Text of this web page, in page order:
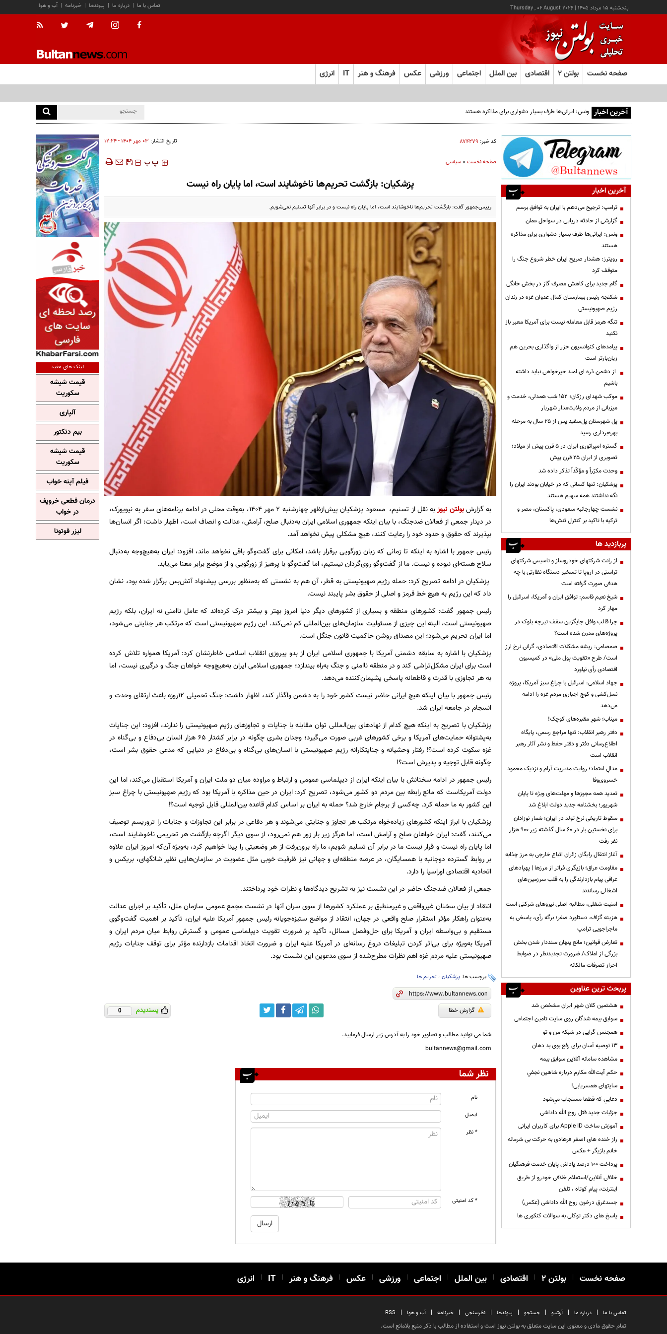
پنجشنبه ۱۵ مرداد ۱۴۰۵ |
Thursday , 06 August 2026 آب و هوا | خبرنامه | پیوندها | درباره ما | تماس با ما
صفحه نخست بولتن ۲ اقتصادی بین الملل اجتماعی ورزشی عکس فرهنگ و هنر IT انرژی
آخرین اخبار ونس: ایرانی‌ها طرف بسیار دشواری برای مذاکره هستند
کد خبر: ۸۷۴۲۷۹ تاریخ انتشار: ۰۳ مهر ۱۴۰۴ - ۱۲:۲۴
صفحه نخست»سیاسی ‍‍‍ پ پ
پزشکیان: بازگشت تحریم‌ها ناخوشایند است، اما پایان راه نیست
رییس‌جمهور گفت: بازگشت تحریم‌ها ناخوشایند است، اما پایان راه نیست و در برابر آنها تسلیم نمی‌شویم.
به گزارشبولتن نیوز
به نقل از تسنیم، مسعود پزشکیان پیش‌ازظهر چهارشنبه 2 مهر 1404، به‌وقت محلی در ادامه برنامه‌های سفر به نیویورک،
در دیدار جمعی از فعالان ضدجنگ، با بیان اینکه جمهوری اسلامی ایران به‌دنبال صلح، آرامش، عدالت و انصاف است، اظهار داشت: اگر انسان‌ها
بپذیرند که حقوق و حدود خود را رعایت کنند، هیچ مشکلی پیش نخواهد آمد.
رئیس جمهور با اشاره به اینکه تا زمانی که زبان زورگویی برقرار باشد، امکانی برای گفت‌وگو باقی نخواهد ماند، افزود: ایران به‌هیچ‌وجه به‌دنبال
سلاح هسته‌ای نبوده و نیست. ما از گفت‌وگو روی‌گردان نیستیم، اما گفت‌وگو با پرهیز از زورگویی و از موضع برابر معنا می‌یابد.
پزشکیان در ادامه تصریح کرد: حمله رژیم صهیونیستی به قطر، آن هم به نشستی که به‌منظور بررسی پیشنهاد آتش‌بس برگزار شده بود، نشان
داد که این رژیم به هیچ خط قرمز و اصلی از حقوق بشر پایبند نیست.
رئیس جمهور گفت: کشورهای منطقه و بسیاری از کشورهای دیگر دنیا امروز بهتر و بیشتر درک کرده‌اند که عامل ناامنی نه ایران، بلکه رژیم
صهیونیستی است، البته این چیزی از مسئولیت سازمان‌های بین‌المللی کم نمی‌کند. این رژیم صهیونیستی است که مرتکب هر جنایتی می‌شود،
اما ایران تحریم می‌شود؛ این مصداق روشن حاکمیت قانون جنگل است.
پزشکیان با اشاره به سابقه دشمنی آمریکا با جمهوری اسلامی ایران از بدو پیروزی انقلاب اسلامی خاطرنشان کرد: آمریکا همواره تلاش کرده
است برای ایران مشکل‌تراشی کند و در منطقه ناامنی و جنگ به‌راه بیندازد؛ جمهوری اسلامی ایران به‌هیچ‌وجه خواهان جنگ و درگیری نیست، اما
به هر تجاوزی با قدرت و قاطعانه پاسخی پشیمان‌کننده می‌دهد.
رئیس جمهور با بیان اینکه هیچ ایرانی حاضر نیست کشور خود را به دشمن واگذار کند، اظهار داشت: جنگ تحمیلی 12روزه باعث ارتقای وحدت و
انسجام در جامعه ایران شد.
پزشکیان با تصریح به اینکه هیچ کدام از نهادهای بین‌المللی توان مقابله با جنایات و تجاوزهای رژیم صهیونیستی را ندارند، افزود: این جنایات
به‌پشتوانه حمایت‌های آمریکا و برخی کشورهای غربی صورت می‌گیرد؛ وجدان بشری چگونه در برابر کشتار 65 هزار انسان بی‌دفاع و بی‌گناه در
غزه سکوت کرده است؟! رفتار وحشیانه و جنایتکارانه رژیم صهیونیستی با انسان‌های بی‌گناه و بی‌دفاع در دنیایی که مدعی حقوق بشر است،
چگونه قابل توجیه و پذیرش است؟!
رئیس جمهور در ادامه سخنانش با بیان اینکه ایران از دیپلماسی عمومی و ارتباط و مراوده میان دو ملت ایران و آمریکا استقبال می‌کند، اما این
دولت آمریکاست که مانع رابطه بین مردم دو کشور می‌شود، تصریح کرد: ایران در حین مذاکره با آمریکا بود که رژیم صهیونیستی با چراغ سبز
این کشور به ما حمله کرد. چه‌کسی از برجام خارج شد؟ حمله به ایران بر اساس کدام قاعده بین‌المللی قابل توجیه است؟!
پزشکیان با ابراز اینکه کشورهای زیاده‌خواه مرتکب هر تجاوز و جنایتی می‌شوند و هر دفاعی در برابر این تجاوزات و جنایات را تروریسم توصیف
می‌کنند، گفت: ایران خواهان صلح و آرامش است، اما هرگز زیر بار زور هم نمی‌رود، از سوی دیگر اگرچه بازگشت هر تحریمی ناخوشایند است،
اما پایان راه نیست و قرار نیست ما در برابر آن تسلیم شویم، ما راه برون‌رفت از هر وضعیتی را پیدا خواهیم کرد، به‌ویژه آن‌که امروز ایران علاوه
بر روابط گسترده دوجانبه با همسایگان، در عرصه منطقه‌ای و جهانی نیز ظرفیت خوبی مثل عضویت در سازمان‌هایی نظیر شانگهای، بریکس و
اتحادیه اقتصادی اوراسیا را دارد.
جمعی از فعالان ضدجنگ حاضر در این نشست نیز به تشریح دیدگاه‌ها و نظرات خود پرداختند.
انتقاد از بیان سخنان غیرواقعی و غیرمنطبق بر عملکرد کشورها از سوی سران آنها در نشست مجمع عمومی سازمان ملل، تأکید بر اجرای عدالت
به‌عنوان راهکار مؤثر استقرار صلح واقعی در جهان، انتقاد از مواضع ستیزه‌جویانه رئیس جمهور آمریکا علیه ایران، تأکید بر اهمیت گفت‌وگوی
مستقیم و بی‌واسطه ایران و آمریکا برای حل‌وفصل مسائل، تأکید بر ضرورت تقویت دیپلماسی عمومی و گسترش روابط میان مردم ایران و
آمریکا به‌ویژه برای بی‌اثر کردن تبلیغات دروغ رسانه‌ای در آمریکا علیه ایران و ضرورت اتخاذ اقدامات بازدارنده مؤثر برای توقف جنایات رژیم
صهیونیستی علیه مردم غزه اهم نظرات مطرح‌شده از سوی مدعوین این نشست بود.
برچسب ها: پزشکیان، تحریم ها
گزارش خطا پسندیدم 0
شما می توانید مطالب و تصاویر خود را به آدرس زیر ارسال فرمایید.
bultannews@gmail.com
نظر شما
نام
ایمیل
* نظر
* کد امنیتی
آخرین اخبار
ترامپ: ترجیح می‌دهم با ایران به توافق برسم
گزارشی از حادثه دریایی در سواحل عمان
ونس: ایرانی‌ها طرف بسیار دشواری برای مذاکره
هستند
رویترز: هشدار صریح ایران خطر شروع جنگ را
متوقف کرد
گام جدید برای کاهش مصرف گاز در بخش خانگی
شکنجه رئیس بیمارستان کمال عدوان غزه در زندان
رژیم صهیونیستی
تنگه هرمز قابل معامله نیست برای آمریکا معبر باز
نکنید
پیامدهای کنوانسیون خزر از واگذاری بحرین هم
زیان‌بارتر است
از دشمن ذره ای امید خیرخواهی نباید داشته
باشیم
موکب شهدای رزکان؛ ۱۵۲ شب همدلی، خدمت و
میزبانی از مردم ولایت‌مدار شهریار
پل شهرستان پل‌سفید پس از ۲۵ سال به مرحله
بهره‌برداری رسید
گستره امپراتوری ایران در ۵ قرن پیش از میلاد؛
تصویری از ایران ۲۵ قرن پیش
وحدت مکرّراً و مؤکّداً تذکر داده شد
پزشکیان: تنها کسانی که در خیابان بودند ایران را
نگه نداشتند همه سهیم هستند
نشست چهارجانبه سعودی، پاکستان، مصر و
ترکیه با تاکید بر کنترل تنش‌ها
پربازدید ها
از رانت‌ شرکتهای خودروساز و تاسیس شرکتهای
تراستی در اروپا تا تسخیر دستگاه نظارتی با چه
هدفی صورت گرفته است
شیخ نعیم قاسم: توافق ایران و آمریکا، اسرائیل را
مهار کرد
چرا قالب وافل جایگزین سقف تیرچه بلوک در
پروژه‌های مدرن شده است؟
صمصامی: ریشه مشکلات اقتصادی، گرانی نرخ ارز
است/ طرح «تقویت پول ملی» در کمیسیون
اقتصادی رأی نیاورد
جهاد اسلامی: اسرائیل با چراغ سبز آمریکا، پروژه
نسل‌کشی و کوچ اجباری مردم غزه را ادامه
می‌دهد
میناب؛ شهرِ مقبره‌های کوچک!
دفتر رهبر انقلاب: تنها مراجع رسمی، پایگاه
اطلاع‌رسانی دفتر و دفتر حفظ و نشر آثار رهبر
انقلاب است
مدالِ اعتماد؛ روایت مدیریت آرام و نزدیک محمود
خسروی‌وفا
تمدید همه مجوزها و مهلت‌های ویژه تا پایان
شهریور؛ بخشنامه جدید دولت ابلاغ شد
سقوط تاریخی نرخ تولد در ایران؛ شمار نوزادان
برای نخستین بار در ۶۰ سال گذشته زیر ۹۰۰ هزار
نفر رفت
آغاز انتقال رایگان زائران اتباع خارجی به مرز چذابه
مقاومت عراق؛ بازیگری فراتر از مرزها | پهپادهای
عراقی پیام بازدارندگی را به قلب سرزمین‌های
اشغالی رساندند
‌امنیت شغلی، مطالبه اصلی نیروهای شرکتی است
هزینه گزاف، دستاورد صفر؛ برگه رأی، پاسخی به
ماجراجویی ترامپ
تعارض قوانین؛ مانع پنهان سنددار شدن بخش
بزرگی از املاک/ ضرورت تجدیدنظر در ضوابط
احراز تصرفات مالکانه
پربحث ترین عناوین
هشتمین کلان شهر ایران مشخص شد
سوابق بیمه شدگان روی سایت تامین اجتماعی
همجنس گرایی در شبکه من و تو
13 توصیه آسان برای رفع بوی بد دهان
مشاهده سامانه آنلاين سوابق بیمه
حكم آيت‌الله مكارم درباره شاهين نجفي
سایتهای همسریابی!
دعايي كه قطعا مستجاب مي‌شود
جزئیات جدید قتل روح الله داداشی
آموزش ساخت Apple ID برای کاربران ایرانی
راز خنده های اصغر فرهادی به حرکت بی شرمانه
خانم بازیگر + عکس
پرداخت ۱۰۰ درصد پاداش پایان خدمت فرهنگیان
خلافی آنلاین/استعلام خلافی خودرو از طریق
اینترنت، پیام کوتاه ، تلفن
جسدغرق درخون روح الله داداشی (عکس)
پاسخ های دکتر توکلی به سوالات کنکوری ها
لینک های مفید
قیمت شیشه
سکوریت
آلپاری
بیم دتکتور
قیمت شیشه
سکوریت
فیلم آپنه خواب
درمان قطعی خروپف
در خواب
لیزر فوتونا
صفحه نخست | بولتن ۲ | اقتصادی | بین الملل | اجتماعی | ورزشی | عکس | فرهنگ و هنر |
IT
| انرژی
تماس با ما | درباره ما | آرشیو | جستجو | پیوندها | نظرسنجی | خبرنامه | آب و هوا |
RSS
تمام حقوق مادی و معنوی این سایت متعلق به بولتن نیوز است و استفاده از مطالب با ذکر منبع بلامانع است.